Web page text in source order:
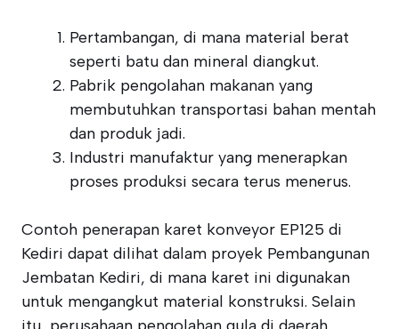
Pertambangan, di mana material berat
seperti batu dan mineral diangkut.
Pabrik pengolahan makanan yang
membutuhkan transportasi bahan mentah
dan produk jadi.
Industri manufaktur yang menerapkan
proses produksi secara terus menerus.
Contoh penerapan karet konveyor EP125 di
Kediri dapat dilihat dalam proyek Pembangunan
Jembatan Kediri, di mana karet ini digunakan
untuk mengangkut material konstruksi. Selain